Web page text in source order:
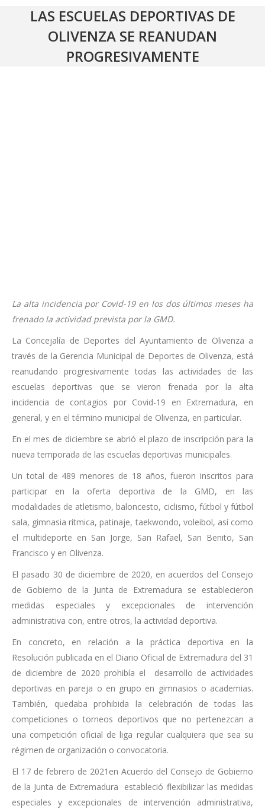
LAS ESCUELAS DEPORTIVAS DE
OLIVENZA SE REANUDAN
PROGRESIVAMENTE
La alta incidencia por Covid-19 en los dos últimos meses ha
frenado la actividad prevista por la GMD.
La Concejalía de Deportes del Ayuntamiento de Olivenza a
través de la Gerencia Municipal de Deportes de Olivenza, está
reanudando progresivamente todas las actividades de las
escuelas deportivas que se vieron frenada por la alta
incidencia de contagios por Covid-19 en Extremadura, en
general, y en el término municipal de Olivenza, en particular.
En el mes de diciembre se abrió el plazo de inscripción para la
nueva temporada de las escuelas deportivas municipales.
Un total de 489 menores de 18 años, fueron inscritos para
participar en la oferta deportiva de la GMD, en las
modalidades de atletismo, baloncesto, ciclismo, fútbol y fútbol
sala, gimnasia rítmica, patinaje, taekwondo, voleibol, así como
el multideporte en San Jorge, San Rafael, San Benito, San
Francisco y en Olivenza.
El pasado 30 de diciembre de 2020, en acuerdos del Consejo
de Gobierno de la Junta de Extremadura se establecieron
medidas especiales y excepcionales de intervención
administrativa con, entre otros, la actividad deportiva.
En concreto, en relación a la práctica deportiva en la
Resolución publicada en el Diario Oficial de Extremadura del 31
de diciembre de 2020 prohibía el desarrollo de actividades
deportivas en pareja o en grupo en gimnasios o academias.
También, quedaba prohibida la celebración de todas las
competiciones o torneos deportivos que no pertenezcan a
una competición oficial de liga regular cualquiera que sea su
régimen de organización o convocatoria.
El 17 de febrero de 2021en Acuerdo del Consejo de Gobierno
de la Junta de Extremadura estableció flexibilizar las medidas
especiales y excepcionales de intervención administrativa,